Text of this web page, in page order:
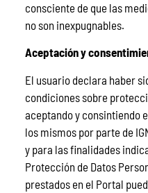
consciente de que las
no son inexpugnables.
Aceptación y
El usuario declara haber
condiciones sobre
aceptando y consintiendo
los mismos por parte de
y para las finalidades
Protección de Datos
prestados en el Portal